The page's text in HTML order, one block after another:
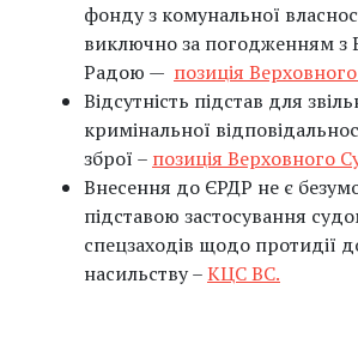
фонду з комунальної
виключно за погодженням з
Радою — позиція
Відсутність підстав для
кримінальної
зброї – позиція Верховного
Внесення до ЄРДР не є
підставою застосування
спецзаходів щодо протидії
насильству –КЦС ВС.